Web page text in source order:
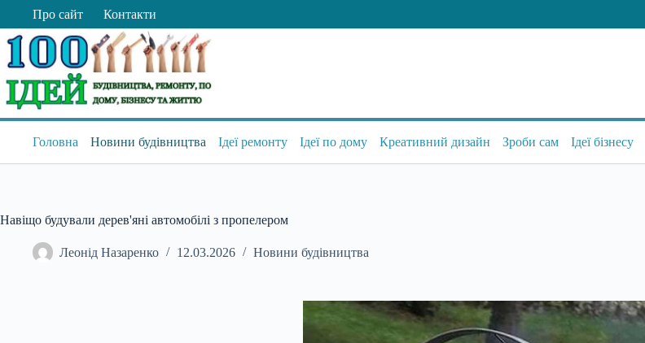
вмісту
Про сайт Контакти
Головна Новини будівництва Ідеї ремонту Ідеї по дому Креативний дизайн Зроби сам Ідеї бізнесу
Навіщо будували дерев'яні автомобілі з пропелером
Леонід Назаренко 12.03.2026 Новини будівництва